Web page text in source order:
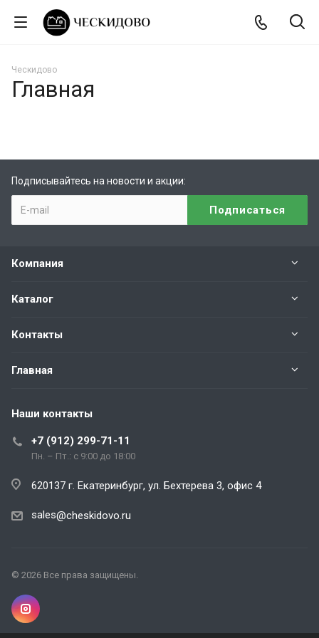
Ческидово
Главная
Подписывайтесь на новости и акции:
Компания
Каталог
Контакты
Главная
Наши контакты
+7 (912) 299-71-11
Пн. – Пт.: с 9:00 до 18:00
620137 г. Екатеринбург, ул. Бехтерева 3, офис 4
sales@cheskidovo.ru
© 2026 Все права защищены.